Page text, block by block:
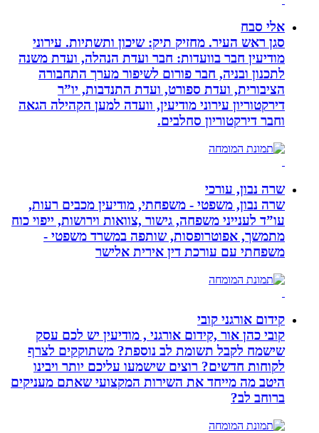
אלי סבח
סגן ראש העיר. מחזיק תיק: שיכון ותשתיות. עירוני
מודיעין חבר בוועדות: חבר ועדת הנהלה, ועדת משנה
לתכנון ובניה, חבר פורום לשיפור מערך התחבורה
הציבורית, ועדת ספורט, ועדת התנדבות, יו”ר
דירקטוריון עירוני מודיעין, וועדה למען הקהילה הגאה
וחבר דירקטוריון סחלבים.
שרה נבון, עורכי
שרה נבון, משפטי - משפחתי, מודיעין מכבים רעות,
עו”ד לענייני משפחה, גישור ,צוואות וירושות, ייפוי כוח
מתמשך, אפוטרופסות, שותפה במשרד משפטי -
משפחתי עם עורכת דין אירית אלישר
קידום אורגני קובי
קובי כהן אור ,קידום אורגני , מודיעין יש לכם עסק
שישמח לקבל תשומת לב נוספת? משתוקקים לצרף
לקוחות חדשים? רוצים שישמעו עליכם יותר ויבינו
היטב מה מייחד את השירות המקצועי שאתם מעניקים
ברוחב לב?